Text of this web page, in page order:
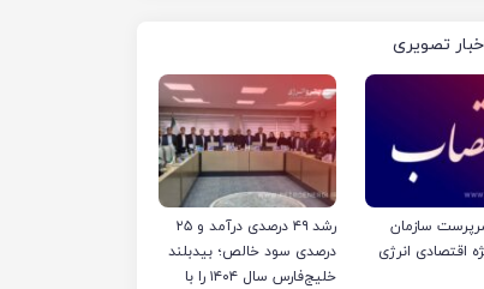
تصویری
سازمان
اقتصادی انرژی
رشد ۴۹ درصدی درآمد و ۲۵
درصدی سود خالص؛ بیدبلند
خلیج‌فارس سال ۱۴۰۴ را با